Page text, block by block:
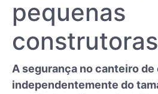
pequenas
construtoras
A segurança no canteiro
independentemente do